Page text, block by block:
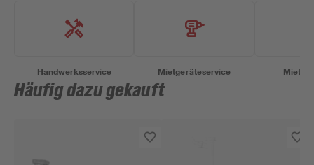
Handwerksservice Mietgeräteservice
Häufig dazu gekauft